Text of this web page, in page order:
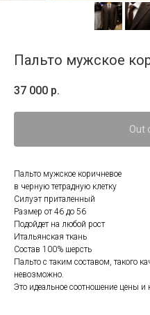
Пальто мужское
37 000 р.
Out
Пальто мужское коричневое
в черную тетрадную клетку
Силуэт приталенный
Размер от 46 до 56
Подойдет на любой рост
Итальянская ткань
Состав 100% шерсть
Пальто с таким составом, такого
невозможно.
Это идеальное соотношение цены и